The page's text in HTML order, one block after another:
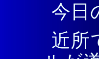
今日
近所